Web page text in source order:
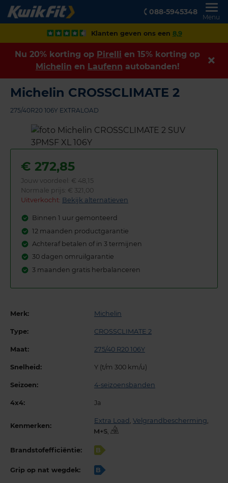
088-5945348
Menu
Klanten geven ons een 8,9
Nu 20% korting op Pirelli en 15% korting op
Michelin en Laufenn autobanden!
Michelin CROSSCLIMATE 2
275/40R20 106Y EXTRALOAD
€ 272,85
Jouw voordeel: € 48,15
Normale prijs: € 321,00
Uitverkocht: Bekijk alternatieven
Binnen 1 uur gemonteerd
12 maanden productgarantie
Achteraf betalen of in 3 termijnen
30 dagen omruilgarantie
3 maanden gratis herbalanceren
Merk: Michelin
Type: CROSSCLIMATE 2
Maat: 275/40 R20 106Y
Snelheid: Y (t/m 300 km/u)
Seizoen: 4-seizoensbanden
4x4: Ja
Kenmerken:
Extra Load , Velgrandbescherming,
,
Brandstofefficiëntie: B
Grip op nat wegdek: B